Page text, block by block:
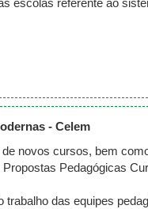
escolas referente ao
- Celem
de novos cursos, bem
Pedagógicas
trabalho das equipes